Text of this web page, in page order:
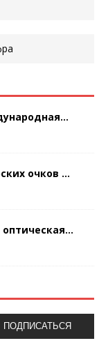
очков ...
ПОДПИСАТЬСЯ